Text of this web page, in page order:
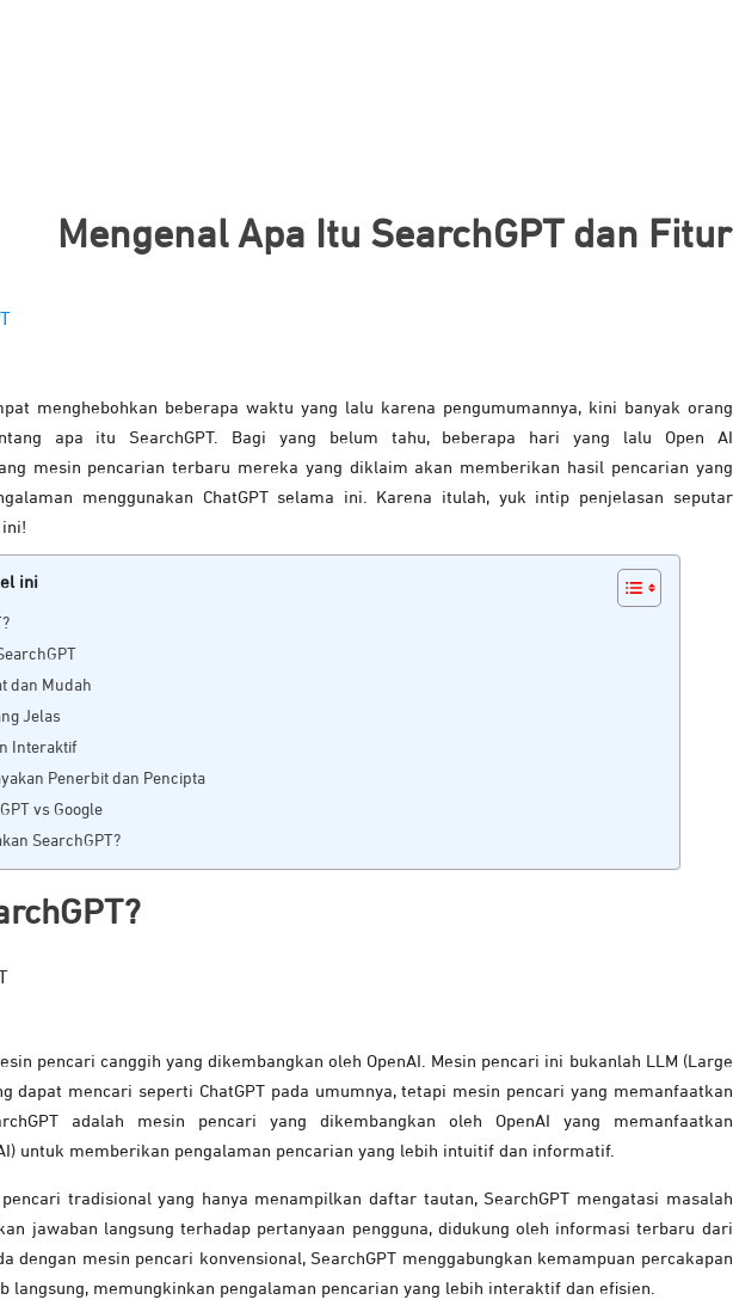
Mengenal Apa Itu SearchGPT dan
menghebohkan beberapa waktu yang lalu karena pengumumannya, kini banyak orang
apa itu SearchGPT. Bagi yang belum tahu, beberapa hari yang lalu Open AI
mesin pencarian terbaru mereka yang diklaim akan memberikan hasil pencarian yang
menggunakan ChatGPT selama ini. Karena itulah, yuk intip penjelasan seputar
ini!
ini
dan Mudah
Jelas
Interaktif
Penerbit dan Pencipta
vs Google
SearchGPT?
pencari canggih yang dikembangkan oleh OpenAI. Mesin pencari ini bukanlah LLM (Large
dapat mencari seperti ChatGPT pada umumnya, tetapi mesin pencari yang memanfaatkan
adalah mesin pencari yang dikembangkan oleh OpenAI yang memanfaatkan
untuk memberikan pengalaman pencarian yang lebih intuitif dan informatif.
tradisional yang hanya menampilkan daftar tautan, SearchGPT mengatasi masalah
jawaban langsung terhadap pertanyaan pengguna, didukung oleh informasi terbaru dari
dengan mesin pencari konvensional, SearchGPT menggabungkan kemampuan percakapan
langsung, memungkinkan pengalaman pencarian yang lebih interaktif dan efisien.